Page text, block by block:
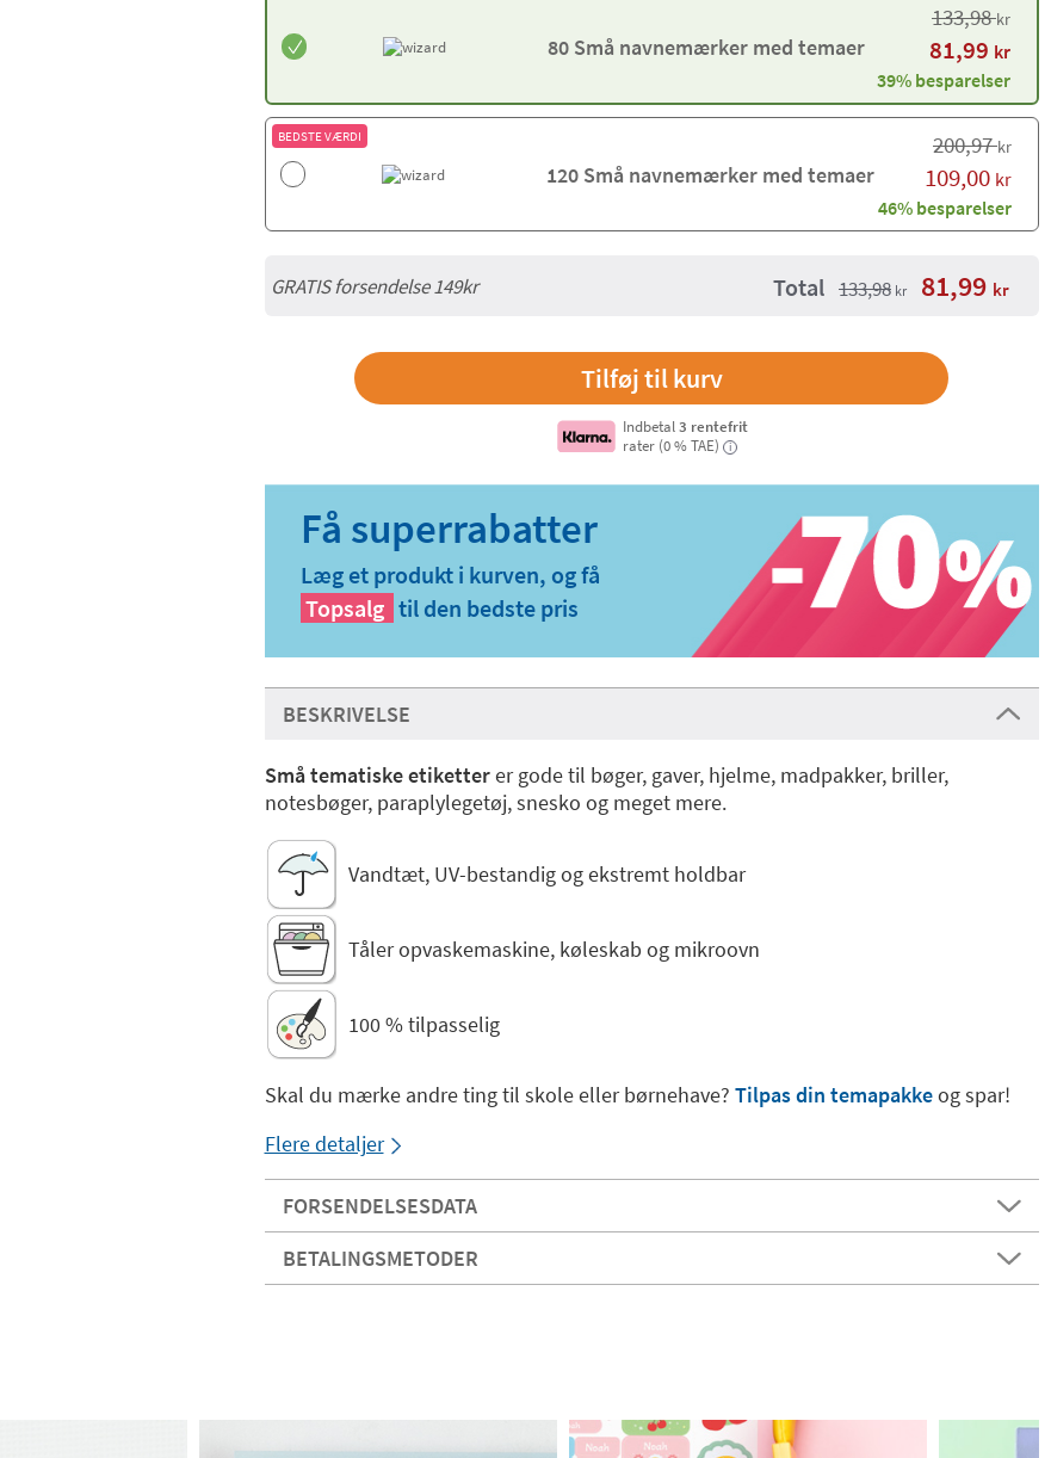
80 Små navnemærker med temaer
133,98kr
81,99 kr
39% besparelser
BEDSTE VÆRDI
120 Små navnemærker med temaer
200,97kr
109,00 kr
46% besparelser
GRATIS forsendelse 149kr Total 133,98 kr 81,99 kr
Indbetal3 rentefrit
rater (0 % TAE)
i
Læg et produkt i kurven, og få
Topsalg til den bedste pris
BESKRIVELSE
Små tematiske etiketterer gode til bøger, gaver, hjelme, madpakker, briller,
notesbøger, paraplylegetøj, snesko og meget mere.
Vandtæt, UV-bestandig og ekstremt holdbar
Tåler opvaskemaskine, køleskab og mikroovn
100 % tilpasselig
Skal du mærke andre ting til skole eller børnehave? Tilpas din temapakkeog spar!
Flere detaljer
FORSENDELSESDATA
BETALINGSMETODER